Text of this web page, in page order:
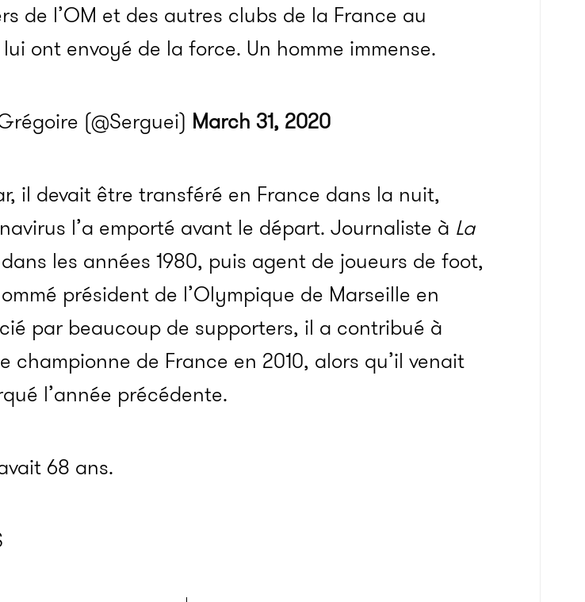
de l’OM et des autres clubs de la France au
ont envoyé de la force. Un homme immense.
(@Serguei) March 31, 2020
il devait être transféré en France dans la nuit,
l’a emporté avant le départ. Journaliste à La
les années 1980, puis agent de joueurs de foot,
président de l’Olympique de Marseille en
par beaucoup de supporters, il a contribué à
championne de France en 2010, alors qu’il venait
l’année précédente.
68 ans.